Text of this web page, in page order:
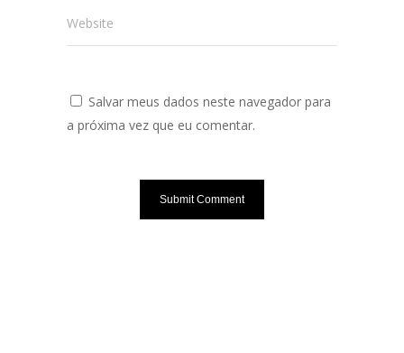
Website
Salvar meus dados neste navegador para
a próxima vez que eu comentar.